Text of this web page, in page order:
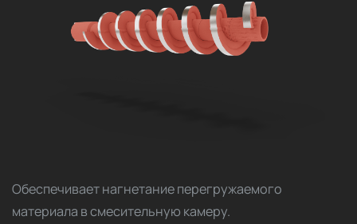
Обеспечивает нагнетание перегружаемого
материала в смесительную камеру.